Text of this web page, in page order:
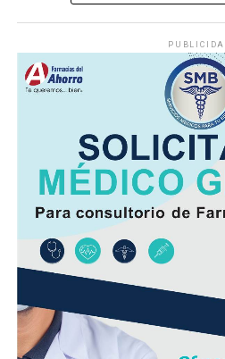
movilizó a corporaciones de
ubicar tanto al responsable
Minutos después, el autobús
abandonado en el cruce de la
la colonia San José, donde
autoridades como parte de las
Elementos de la Policía
el área del accidente para
tanto personal de Tránsito
primeras diligencias para
hecho.